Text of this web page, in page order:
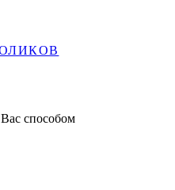
способом